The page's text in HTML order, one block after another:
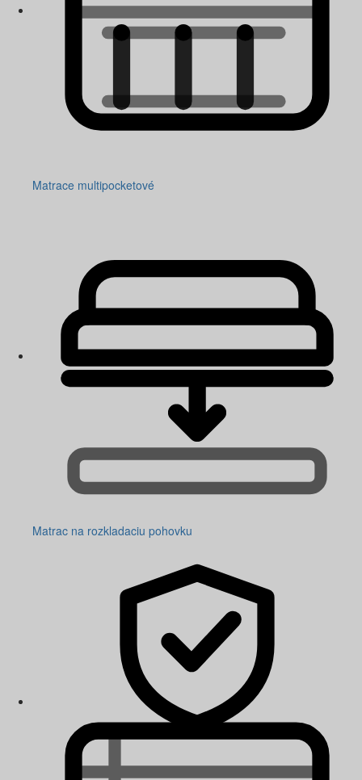
Matrace multipocketové
Matrac na rozkladaciu pohovku